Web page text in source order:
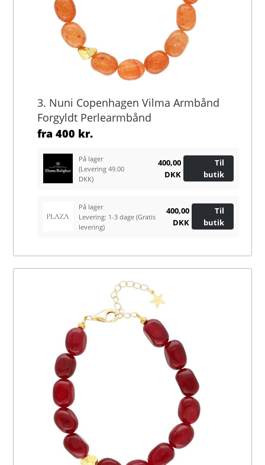
3. Nuni Copenhagen Vilma Armbånd
Forgyldt Perlearmbånd
fra400 kr.
På lager
(Levering 49.00
DKK)
400,00
DKK
Til
butik
På lager
Levering: 1-3 dage(Gratis
levering)
400,00
DKK
Til
butik